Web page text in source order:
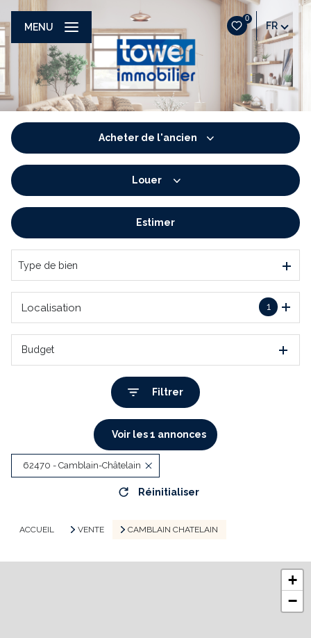
0
FR
MENU
Acheter de l'ancien
De l'immo pro
Louer
De l'immo pro
Estimer
Type de bien
1
Localisation
Budget
Filtrer
Voir les1 annonces
62470 - Camblain-Châtelain
Réinitialiser
ACCUEIL VENTE CAMBLAIN CHATELAIN
+
−